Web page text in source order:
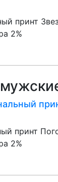
принт
2%
принт
2%